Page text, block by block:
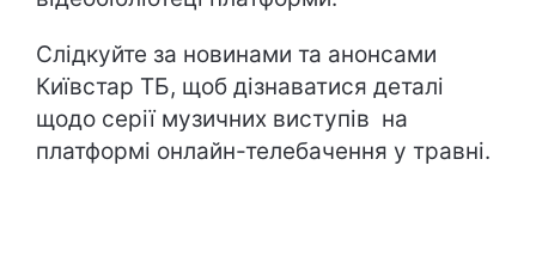
Слідкуйте за новинами та анонсами
Київстар ТБ, щоб дізнаватися деталі
щодо серії музичних виступів на
платформі онлайн-телебачення у травні.